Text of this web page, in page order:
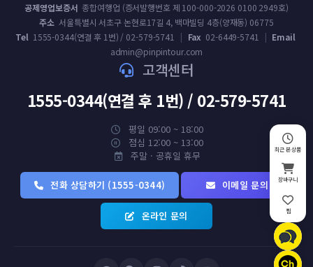
공제영업보증서 종합여행업 (증서발행번호 제 100-000-2026 0100 2949호)
주소 서울특별시 서초구 논현로17길 4, 백마빌딩 4층(양재동) 06775
Tel 1555-0344(연결 후 1번) / 02-579-5741 | Fax 02-6449-5741 | Email
admin@pinpintour.com
고객센터
1555-0344(연결 후 1번) / 02-579-5741
평일 09:00 ~ 18:00
점심 12:00 ~ 13:00
주말 · 공휴일 휴무
전화 상담하기 (1555-0344) 이메일 문의
온라인 문의
최근 본 상품
장바구니
찜